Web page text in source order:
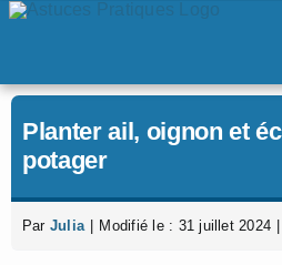
Passer
Planter ail, oignon et
potager
Par Julia Modifié le : 31 juillet 2024